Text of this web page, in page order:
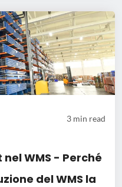
3 min read
WMS - Perché
del WMS la